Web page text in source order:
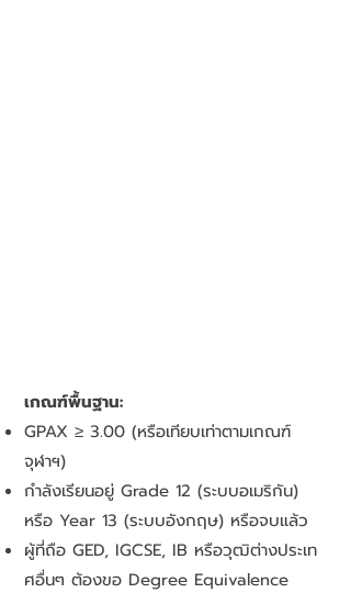
เกณฑ์พื้นฐาน:
GPAX ≥ 3.00 (หรือเทียบเท่าตามเกณฑ์
จุฬาฯ)
กำลังเรียนอยู่ Grade 12 (ระบบอเมริกัน)
หรือ Year 13 (ระบบอังกฤษ) หรือจบแล้ว
ผู้ที่ถือ GED, IGCSE, IB หรือวุฒิต่างประเท
ศอื่นๆ ต้องขอ Degree Equivalence